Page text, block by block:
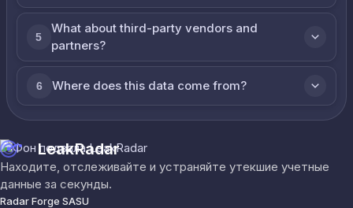
5
What about third-party vendors and
partners?
6 Where does this data come from?
LeakRadar
Находите, отслеживайте и устраняйте утекшие учетные
данные за секунды.
Radar Forge SASU